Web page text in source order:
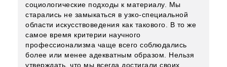
социологические подходы к материалу. Мы
старались не замыкаться в узко-специальной
области искусствоведения как такового. В то же
самое время критерии научного
профессионализма чаще всего соблюдались
более или менее адекватным образом. Нельзя
утверждать, что мы всегда достигали своих